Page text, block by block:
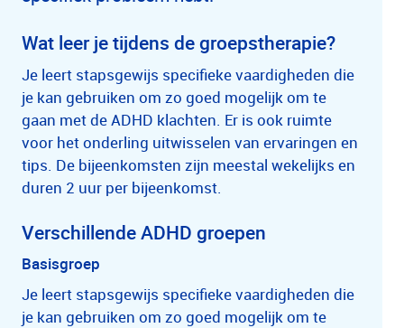
Wat leer je tijdens de groepstherapie?
Je leert stapsgewijs specifieke vaardigheden die
je kan gebruiken om zo goed mogelijk om te
gaan met de ADHD klachten. Er is ook ruimte
voor het onderling uitwisselen van ervaringen en
tips. De bijeenkomsten zijn meestal wekelijks en
duren 2 uur per bijeenkomst.
Verschillende ADHD groepen
Basisgroep
Je leert stapsgewijs specifieke vaardigheden die
je kan gebruiken om zo goed mogelijk om te